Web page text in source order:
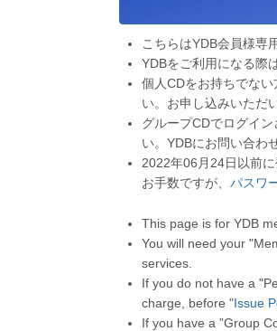
こちらはYDB会員様専
YDBをご利用になる際
個人CDをお持ちでない
い。お申し込みいただ
グループCDでログイ
い。YDBにお問い合わ
2022年06月24日以前
お手数ですが、 パスワ
This page is for YDB
You will need your
services.
If you do not have a
charge, before "Issue
If you have a ”Group